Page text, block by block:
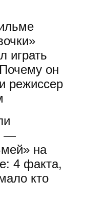
играть
он
режиссер
—
на
4 факта,
кто